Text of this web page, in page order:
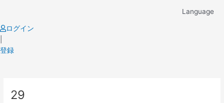
content
Language
ログイン
登録
29
navigation